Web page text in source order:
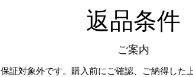
返品条件
ご案内
証対象外です。購入前にご確認、ご納得した